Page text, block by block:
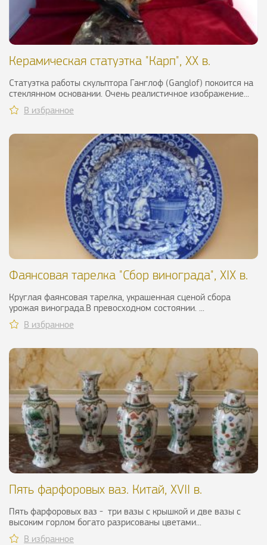
Керамическая статуэтка "Карп", XX в.
Статуэтка работы скульптора Ганглоф (Ganglof) покоится на
стеклянном основании. Очень реалистичное изображение...
В избранное
Фаянсовая тарелка "Сбор винограда", XIX в.
Круглая фаянсовая тарелка, украшенная сценой сбора
урожая винограда.В превосходном состоянии. ...
В избранное
Пять фарфоровых ваз. Китай, XVII в.
Пять фарфоровых ваз - три вазы с крышкой и две вазы с
высоким горлом богато разрисованы цветами...
В избранное